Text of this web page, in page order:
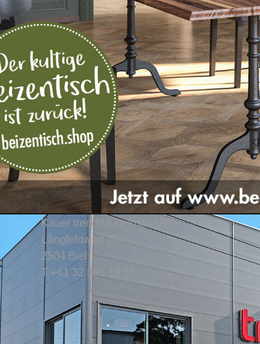
Kauer trend Möbelmarkt AG
Längfeldweg 20
2504 Biel
T +41 32 385 18 18